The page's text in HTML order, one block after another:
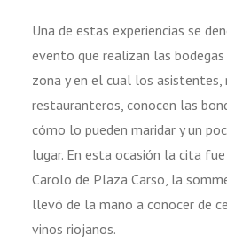
Una de estas experiencias se
evento que realizan las
zona y en el cual los asistentes,
restauranteros, conocen las
cómo lo pueden maridar y un
lugar. En esta ocasión la cita
Carolo de Plaza Carso, la
llevó de la mano a conocer de
vinos riojanos.